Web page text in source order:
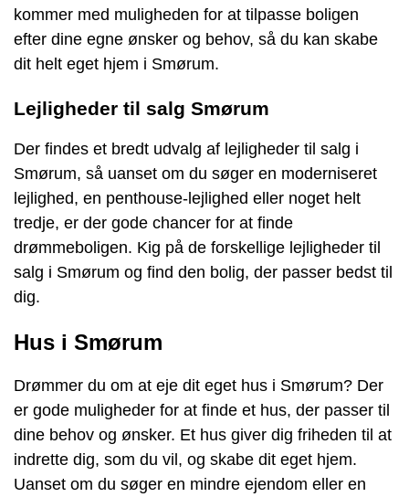
kommer med muligheden for at tilpasse boligen
efter dine egne ønsker og behov, så du kan skabe
dit helt eget hjem i Smørum.
Lejligheder til salg Smørum
Der findes et bredt udvalg af lejligheder til salg i
Smørum, så uanset om du søger en moderniseret
lejlighed, en penthouse-lejlighed eller noget helt
tredje, er der gode chancer for at finde
drømmeboligen. Kig på de forskellige lejligheder til
salg i Smørum og find den bolig, der passer bedst til
dig.
Hus i Smørum
Drømmer du om at eje dit eget hus i Smørum? Der
er gode muligheder for at finde et hus, der passer til
dine behov og ønsker. Et hus giver dig friheden til at
indrette dig, som du vil, og skabe dit eget hjem.
Uanset om du søger en mindre ejendom eller en